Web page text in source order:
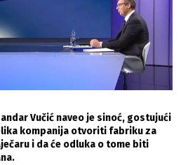
Vučić naveo je sinoć, gostujući
kompanija otvoriti fabriku za
i da će odluka o tome biti